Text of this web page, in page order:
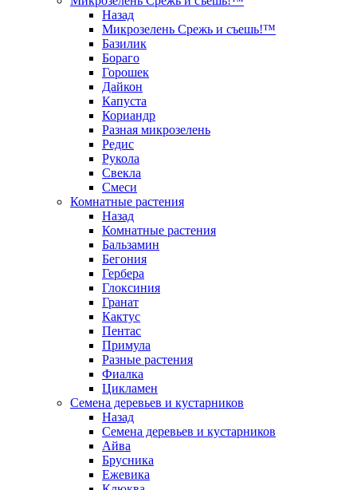
Назад
Микрозелень Срежь и съешь!™
Базилик
Бораго
Горошек
Дайкон
Капуста
Кориандр
Разная микрозелень
Редис
Рукола
Свекла
Смеси
Комнатные растения
Назад
Комнатные растения
Бальзамин
Бегония
Гербера
Глоксиния
Гранат
Кактус
Пентас
Примула
Разные растения
Фиалка
Цикламен
Семена деревьев и кустарников
Назад
Семена деревьев и кустарников
Айва
Брусника
Ежевика